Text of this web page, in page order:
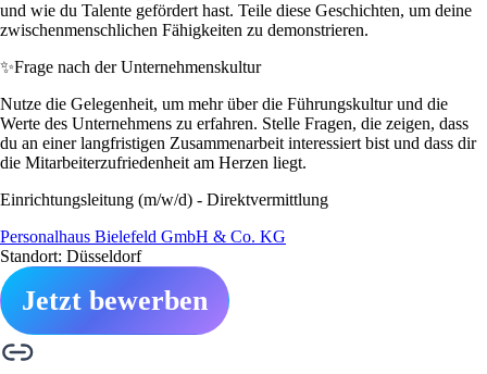
und wie du Talente gefördert hast. Teile diese Geschichten, um deine
zwischenmenschlichen Fähigkeiten zu demonstrieren.
✨Frage nach der Unternehmenskultur
Nutze die Gelegenheit, um mehr über die Führungskultur und die
Werte des Unternehmens zu erfahren. Stelle Fragen, die zeigen, dass
du an einer langfristigen Zusammenarbeit interessiert bist und dass dir
die Mitarbeiterzufriedenheit am Herzen liegt.
Einrichtungsleitung (m/w/d) - Direktvermittlung
Personalhaus Bielefeld GmbH & Co. KG
Standort: Düsseldorf
Jetzt bewerben